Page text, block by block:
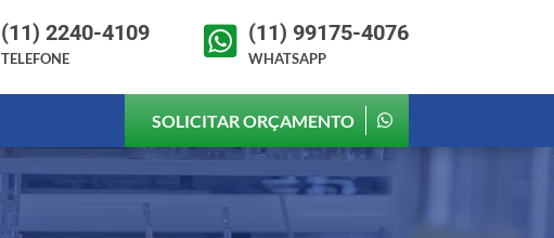
(11) 2240-4109
TELEFONE  (11) 99175-4076
WHATSAPP
SOLICITAR ORÇAMENTO